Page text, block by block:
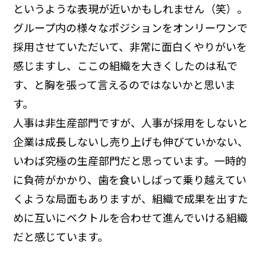
というような表現が近いかもしれません（笑）。
グループ内の様々なポジションをオンリーワンで
採用させていただいて、非常に面白くやりがいを
感じますし、ここの組織を大きくしたのは私で
す、と胸を張って言えるのではないかと思いま
す。
人事は非生産部門ですが、人事が採用をしないと
企業は成長しないし売り上げも伸びていかない、
いわば究極の生産部門だと思っています。一時的
に負荷がかかり、歯を食いしばって乗り越えてい
くような局面もありますが、組織で成果を出すた
めに互いにベクトルを合わせて進んでいける組織
だと感じています。